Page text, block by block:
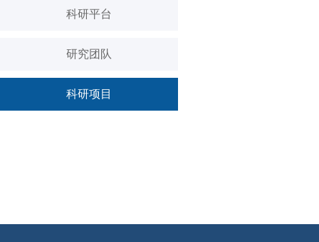
科研平台
研究团队
科研项目